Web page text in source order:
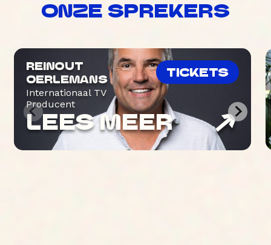
ONZE SPREKERS
REINOUT
OERLEMANS
Internationaal TV
Producent
TICKETS
LEES MEER